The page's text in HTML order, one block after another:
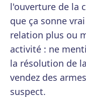
l'ouverture de la
que ça sonne
relation plus ou
activité : ne
la résolution de
vendez des
suspect.